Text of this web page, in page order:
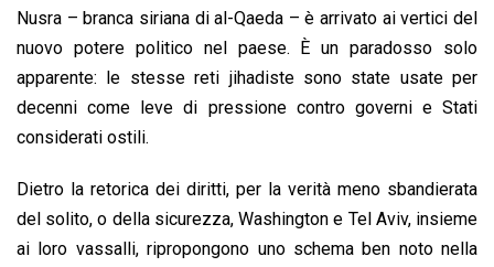
Nusra – branca siriana di al-Qaeda – è arrivato ai vertici del
nuovo potere politico nel paese. È un paradosso solo
apparente: le stesse reti jihadiste sono state usate per
decenni come leve di pressione contro governi e Stati
considerati ostili.
Dietro la retorica dei diritti, per la verità meno sbandierata
del solito, o della sicurezza, Washington e Tel Aviv, insieme
ai loro vassalli, ripropongono uno schema ben noto nella